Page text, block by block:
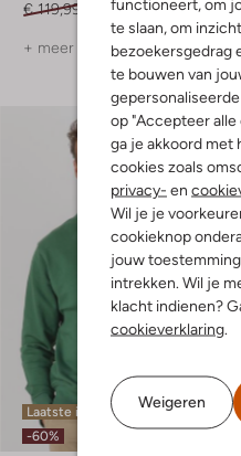
te slaan, om
bezoekersgedrag
te bouwen van
op "Accepteer alle
ga je akkoord met
cookies zoals
privacy- en
Wil je je
cookieknop
jouw
intrekken. Wil je
klacht indienen?
cookieverklaring
Weigeren
€ 119,99 € 47,99
+ meer kleuren
Laatste item
-60%